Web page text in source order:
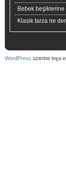
Bebek
Klasik tarza ne
WordPress üzerine inşa